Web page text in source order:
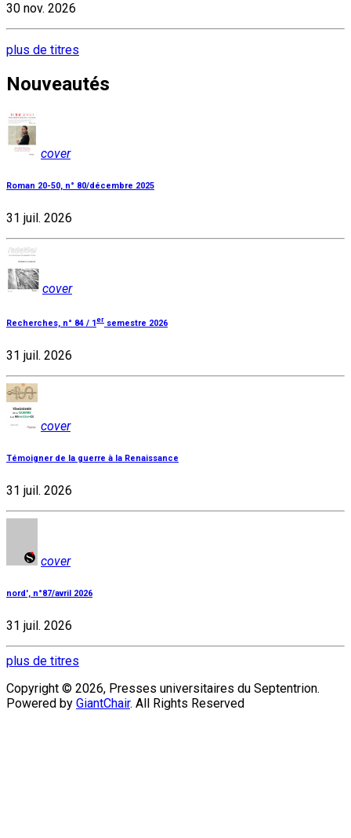
30 nov. 2026
plus de titres
Nouveautés
cover
Roman 20-50, n° 80/décembre 2025
31 juil. 2026
cover
Recherches, n° 84 / 1er semestre 2026
31 juil. 2026
cover
Témoigner de la guerre à la Renaissance
31 juil. 2026
cover
nord', n°87/avril 2026
31 juil. 2026
plus de titres
Copyright © 2026, Presses universitaires du Septentrion.
Powered by GiantChair. All Rights Reserved